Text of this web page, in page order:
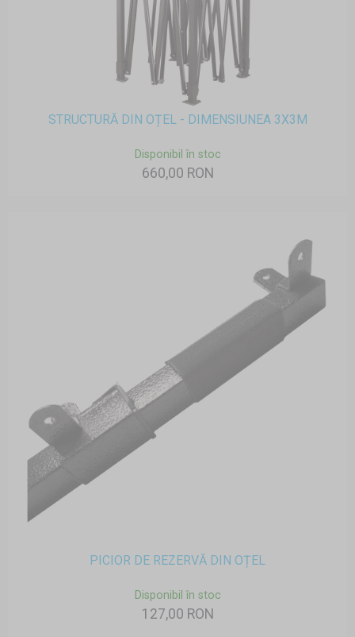
STRUCTURĂ DIN OȚEL - DIMENSIUNEA 3X3M
Disponibil în stoc
660,00 RON
PICIOR DE REZERVĂ DIN OȚEL
Disponibil în stoc
127,00 RON